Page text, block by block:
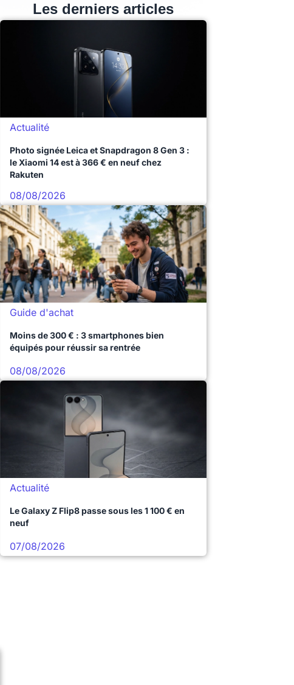
Les derniers articles
Actualité
Photo signée Leica et Snapdragon 8 Gen 3 :
le Xiaomi 14 est à 366 € en neuf chez
Rakuten
08/08/2026
Guide d'achat
Moins de 300 € : 3 smartphones bien
équipés pour réussir sa rentrée
08/08/2026
Actualité
Le Galaxy Z Flip8 passe sous les 1 100 € en
neuf
07/08/2026